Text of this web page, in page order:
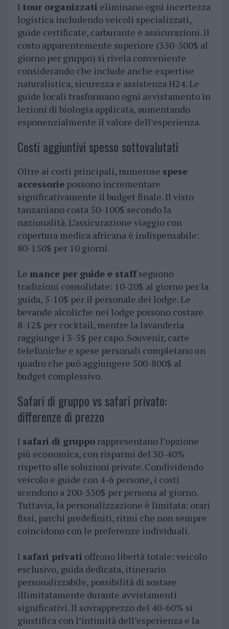
I tour organizzati eliminano ogni incertezza
logistica includendo veicoli specializzati,
guide certificate, carburante e assicurazioni. Il
costo apparentemente superiore (350-500$ al
giorno per gruppo) si rivela conveniente
considerando che include anche expertise
naturalistica, sicurezza e assistenza H24. Le
guide locali trasformano ogni avvistamento in
lezioni di biologia applicata, aumentando
esponenzialmente il valore dell’esperienza.
Costi aggiuntivi spesso sottovalutati
Oltre ai costi principali, numerose spese
accessoriepossono incrementare
significativamente il budget finale. Il visto
tanzaniano costa 50-100$ secondo la
nazionalità. L’assicurazione viaggio con
copertura medica africana è indispensabile:
80-150$ per 10 giorni.
Le mance per guide e staffseguono
tradizioni consolidate: 10-20$ al giorno per la
guida, 5-10$ per il personale dei lodge. Le
bevande alcoliche nei lodge possono costare
8-12$ per cocktail, mentre la lavanderia
raggiunge i 3-5$ per capo. Souvenir, carte
telefoniche e spese personali completano un
quadro che può aggiungere 500-800$ al
budget complessivo.
Safari di gruppo vs safari privato:
differenze di prezzo
I safari di grupporappresentano l’opzione
più economica, con risparmi del 30-40%
rispetto alle soluzioni private. Condividendo
veicolo e guide con 4-6 persone, i costi
scendono a 200-350$ per persona al giorno.
Tuttavia, la personalizzazione è limitata: orari
fissi, parchi predefiniti, ritmi che non sempre
coincidono con le preferenze individuali.
I safari privati offrono libertà totale: veicolo
esclusivo, guida dedicata, itinerario
personalizzabile, possibilità di sostare
illimitatamente durante avvistamenti
significativi. Il sovrapprezzo del 40-60% si
giustifica con l’intimità dell’esperienza e la